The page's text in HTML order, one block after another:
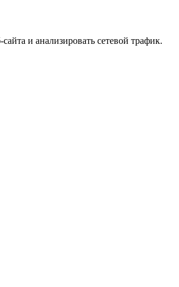
и анализировать сетевой трафик.